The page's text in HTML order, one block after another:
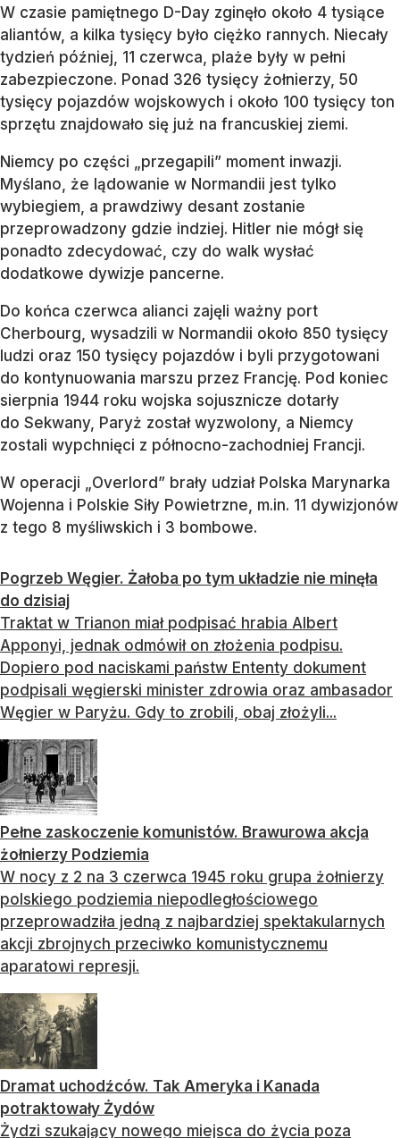
W czasie pamiętnego D-Day zginęło około 4 tysiące
aliantów, a kilka tysięcy było ciężko rannych. Niecały
tydzień później, 11 czerwca, plaże były w pełni
zabezpieczone. Ponad 326 tysięcy żołnierzy, 50
tysięcy pojazdów wojskowych i około 100 tysięcy ton
sprzętu znajdowało się już na francuskiej ziemi.
Niemcy po części „przegapili” moment inwazji.
Myślano, że lądowanie w Normandii jest tylko
wybiegiem, a prawdziwy desant zostanie
przeprowadzony gdzie indziej. Hitler nie mógł się
ponadto zdecydować, czy do walk wysłać
dodatkowe dywizje pancerne.
Do końca czerwca alianci zajęli ważny port
Cherbourg, wysadzili w Normandii około 850 tysięcy
ludzi oraz 150 tysięcy pojazdów i byli przygotowani
do kontynuowania marszu przez Francję. Pod koniec
sierpnia 1944 roku wojska sojusznicze dotarły
do Sekwany, Paryż został wyzwolony, a Niemcy
zostali wypchnięci z północno-zachodniej Francji.
W operacji „Overlord” brały udział Polska Marynarka
Wojenna i Polskie Siły Powietrzne, m.in. 11 dywizjonów
z tego 8 myśliwskich i 3 bombowe.
Pogrzeb Węgier. Żałoba po tym układzie nie minęła
do dzisiaj
Traktat w Trianon miał podpisać hrabia Albert
Apponyi, jednak odmówił on złożenia podpisu.
Dopiero pod naciskami państw Ententy dokument
podpisali węgierski minister zdrowia oraz ambasador
Węgier w Paryżu. Gdy to zrobili, obaj złożyli...
Pełne zaskoczenie komunistów. Brawurowa akcja
żołnierzy Podziemia
W nocy z 2 na 3 czerwca 1945 roku grupa żołnierzy
polskiego podziemia niepodległościowego
przeprowadziła jedną z najbardziej spektakularnych
akcji zbrojnych przeciwko komunistycznemu
aparatowi represji.
Dramat uchodźców. Tak Ameryka i Kanada
potraktowały Żydów
Żydzi szukający nowego miejsca do życia poza